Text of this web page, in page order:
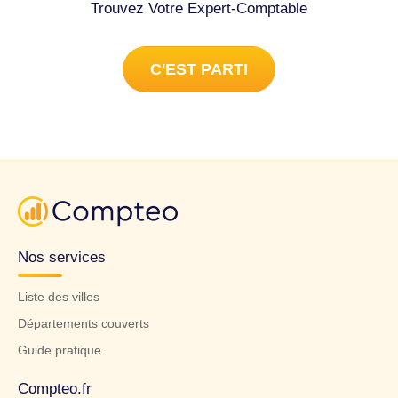
Trouvez Votre Expert-Comptable
C'EST PARTI
Nos services
Liste des villes
Départements couverts
Guide pratique
Compteo.fr